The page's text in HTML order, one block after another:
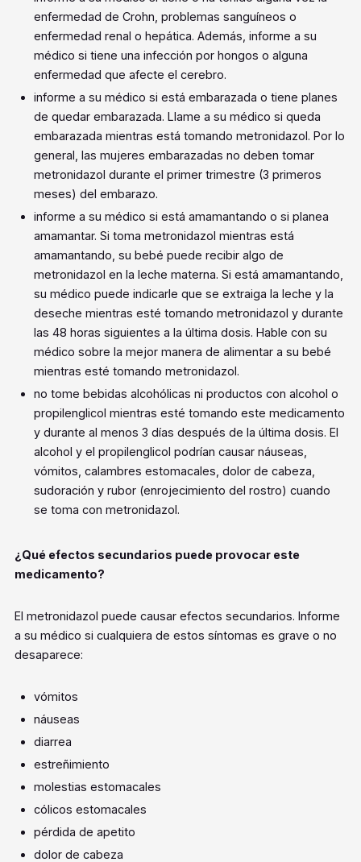
enfermedad de Crohn, problemas sanguíneos o
enfermedad renal o hepática. Además, informe a su
médico si tiene una infección por hongos o alguna
enfermedad que afecte el cerebro.
informe a su médico si está embarazada o tiene planes
de quedar embarazada. Llame a su médico si queda
embarazada mientras está tomando metronidazol. Por lo
general, las mujeres embarazadas no deben tomar
metronidazol durante el primer trimestre (3 primeros
meses) del embarazo.
informe a su médico si está amamantando o si planea
amamantar. Si toma metronidazol mientras está
amamantando, su bebé puede recibir algo de
metronidazol en la leche materna. Si está amamantando,
su médico puede indicarle que se extraiga la leche y la
deseche mientras esté tomando metronidazol y durante
las 48 horas siguientes a la última dosis. Hable con su
médico sobre la mejor manera de alimentar a su bebé
mientras esté tomando metronidazol.
no tome bebidas alcohólicas ni productos con alcohol o
propilenglicol mientras esté tomando este medicamento
y durante al menos 3 días después de la última dosis. El
alcohol y el propilenglicol podrían causar náuseas,
vómitos, calambres estomacales, dolor de cabeza,
sudoración y rubor (enrojecimiento del rostro) cuando
se toma con metronidazol.
¿Qué efectos secundarios puede provocar este
medicamento?
El metronidazol puede causar efectos secundarios. Informe
a su médico si cualquiera de estos síntomas es grave o no
desaparece:
vómitos
náuseas
diarrea
estreñimiento
molestias estomacales
cólicos estomacales
pérdida de apetito
dolor de cabeza